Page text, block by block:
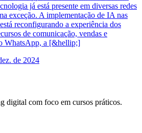
já está presente em diversas redes
exceção. A implementação de IA nas
reconfigurando a experiência dos
de comunicação, vendas e
WhatsApp, a [&hellip;]
de 2024
digital com foco em cursos práticos.